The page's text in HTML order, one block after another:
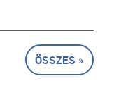
ÖSSZES »